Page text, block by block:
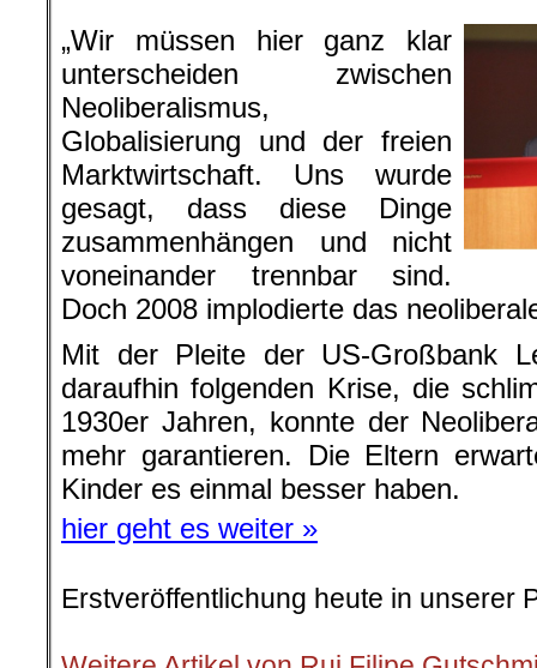
„Wir müssen hier ganz klar
unterscheiden zwischen
Neoliberalismus,
Globalisierung und der freien
Marktwirtschaft. Uns wurde
gesagt, dass diese Dinge
zusammenhängen und nicht
voneinander trennbar sind.
Doch 2008 implodierte das
Mit der Pleite der US-Großbank
daraufhin folgenden Krise, die
1930er Jahren, konnte der
mehr garantieren. Die Eltern
Kinder es einmal besser haben.
hier geht es weiter »
Erstveröffentlichung heute in unserer